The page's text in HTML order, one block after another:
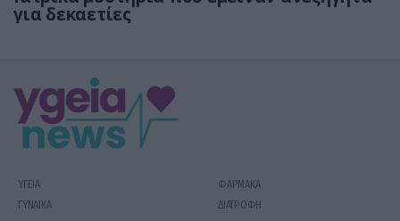
για δεκαετίες
ΥΓΕΙΑ
ΦΑΡΜΑΚΑ
ΓΥΝΑΙΚΑ
ΔΙΑΤΡΟΦΗ